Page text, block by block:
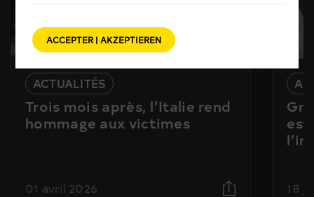
ACTUALITÉS
Trois mois après, l’Italie rend
hommage aux victimes
01 avril 2026
est
18
ACCEPTER | AKZEPTIEREN